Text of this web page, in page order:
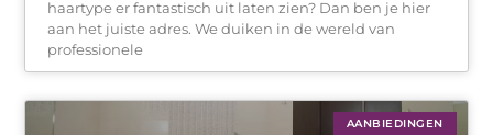
haartype er fantastisch uit laten zien? Dan ben je hier
aan het juiste adres. We duiken in de wereld van
professionele
AANBIEDINGEN